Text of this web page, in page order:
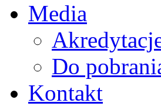
Media
Do
Kontakt